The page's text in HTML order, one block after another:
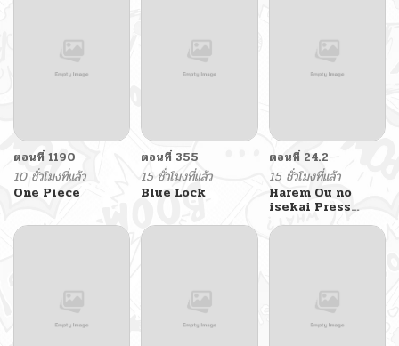
ตอนที่ 1190
10 ชั่วโมงที่แล้ว
One Piece
ตอนที่ 355
15 ชั่วโมงที่แล้ว
Blue Lock
ตอนที่ 24.2
15 ชั่วโมงที่แล้ว
Harem Ou no
isekai Press
Manyuuki